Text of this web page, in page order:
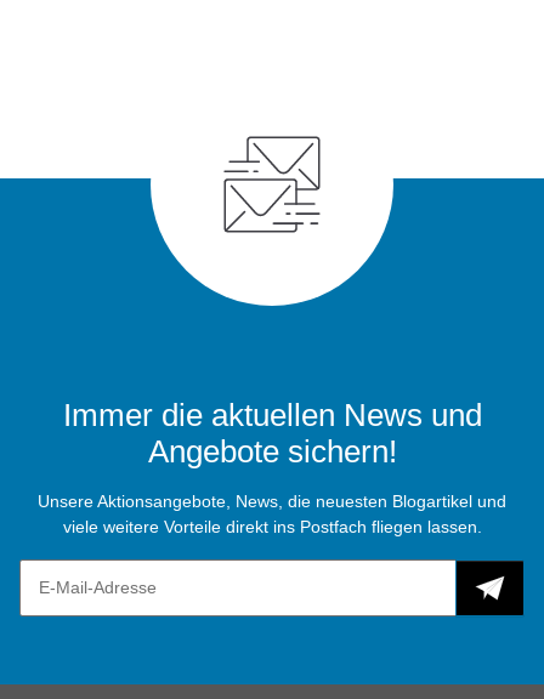
Immer die aktuellen News und
Angebote sichern!
Unsere Aktionsangebote, News, die neuesten Blogartikel und
viele weitere Vorteile direkt ins Postfach fliegen lassen.